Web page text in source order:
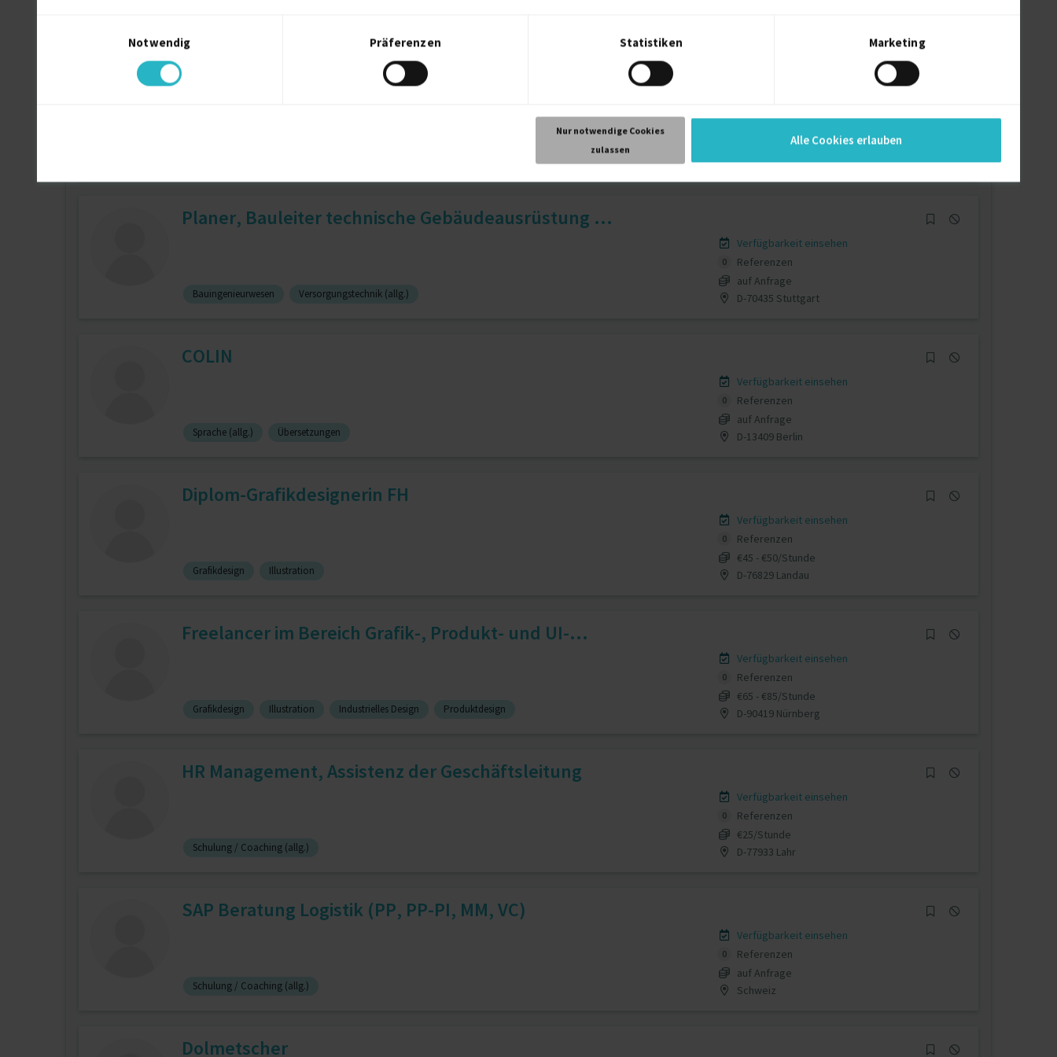
Notwendig
Präferenzen Statistiken Marketing
Nur notwendige Cookies
zulassen
Alle Cookies erlauben
Referenzen
€15/Stunde
D-84359 Simbach am Inn
Planer, Bauleiter technische Gebäudeausrüstung ...
Bauingenieurwesen Versorgungstechnik (allg.)
Verfügbarkeit einsehen
0
Referenzen
auf Anfrage
D-70435 Stuttgart
COLIN
Sprache (allg.) Übersetzungen
Verfügbarkeit einsehen
0
Referenzen
auf Anfrage
D-13409 Berlin
Diplom-Grafikdesignerin FH
Grafikdesign Illustration
Verfügbarkeit einsehen
0
Referenzen
€45 - €50/Stunde
D-76829 Landau
Freelancer im Bereich Grafik-, Produkt- und UI-...
Grafikdesign Illustration Industrielles Design Produktdesign
Verfügbarkeit einsehen
0
Referenzen
€65 - €85/Stunde
D-90419 Nürnberg
HR Management, Assistenz der Geschäftsleitung
Schulung / Coaching (allg.)
Verfügbarkeit einsehen
0
Referenzen
€25/Stunde
D-77933 Lahr
SAP Beratung Logistik (PP, PP-PI, MM, VC)
Schulung / Coaching (allg.)
Verfügbarkeit einsehen
0
Referenzen
auf Anfrage
Schweiz
Dolmetscher